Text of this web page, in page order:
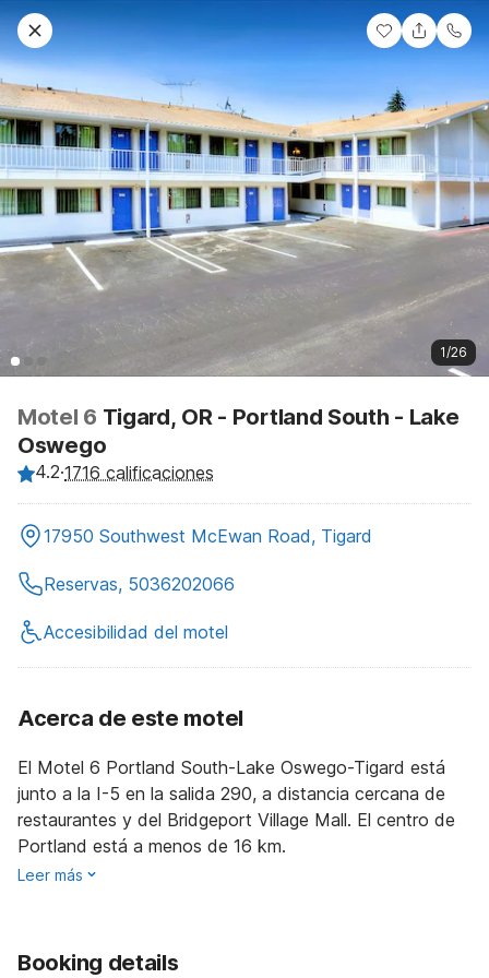
1/26
Motel 6 Tigard, OR - Portland South - Lake
Oswego
4.2·1716 calificaciones
17950 Southwest McEwan Road, Tigard
Reservas, 5036202066
Accesibilidad del motel
Acerca de este motel
El Motel 6 Portland South-Lake Oswego-Tigard está
junto a la I-5 en la salida 290, a distancia cercana de
restaurantes y del Bridgeport Village Mall. El centro de
Portland está a menos de 16 km.
Leer más
Booking details